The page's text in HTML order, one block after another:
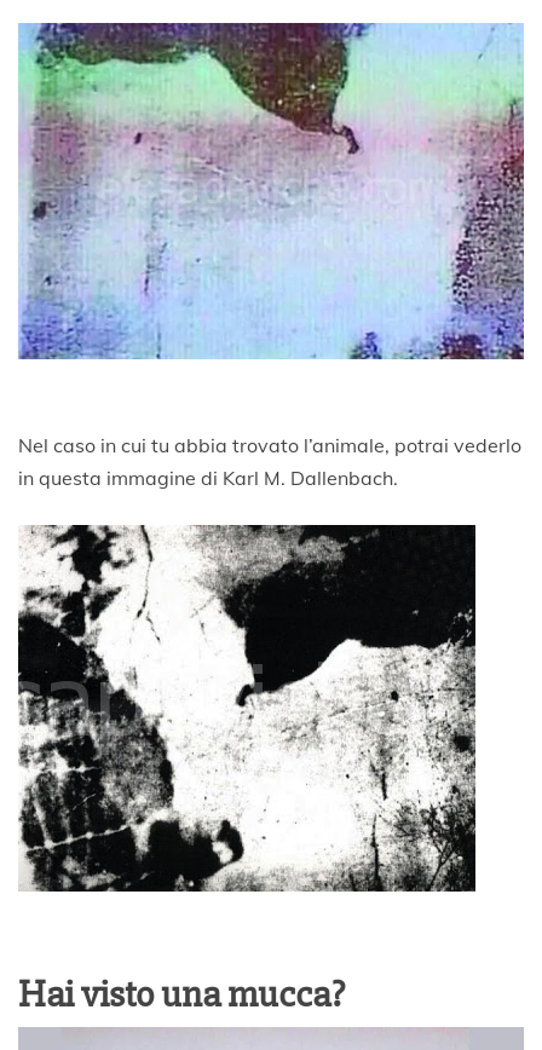
Nel caso in cui tu abbia trovato l’animale, potrai vederlo
in questa immagine di Karl M. Dallenbach.
Hai visto una mucca?